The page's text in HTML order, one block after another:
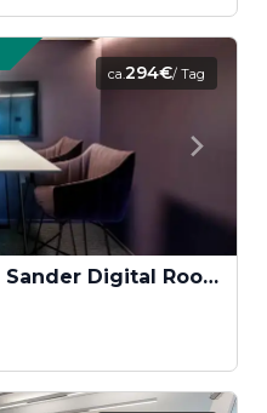
ca.294€/ Tag
SATELLITE Office Villa Sander Digital Room